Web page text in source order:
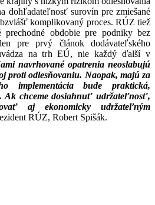
dohľadateľnosť surovín pre zmiešané
komplikovaný proces. RÚZ tiež
prechodné obdobie pre podniky bez
pre prvý článok dodávateľského
na trh EÚ, nie každý ďalší v
navrhované opatrenia neoslabujú
proti odlesňovaniu. Naopak, majú za
implementácia bude praktická,
Ak chceme dosiahnuť udržateľnosť,
aj ekonomicky udržateľným
RÚZ, Robert Spišák.